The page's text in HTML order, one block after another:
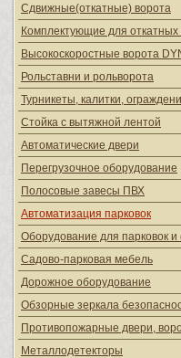
Сдвижные(откатные) ворота
Комплектующие для откатных
Высокоскоростные ворота
Рольставни и рольворота
Турникеты, калитки,
Стойка с вытяжной лентой
Автоматические двери
Перегрузочное оборудование
Полосовые завесы ПВХ
Автоматизация парковок
Оборудование для парковок и
Садово-парковая мебель
Дорожное оборудование
Обзорные зеркала
Противопожарные двери,
Металлодетекторы